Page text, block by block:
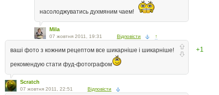
насолоджуватись духмяним чаем!
Mila
07 жовтня 2011, 19:31 Відповісти ↑
+1
ваші фото з кожним рецептом все шикарніше і шикарніше!
рекомендую стати фуд-фотографом
Scratch
07 жовтня 2011, 22:51 Відповісти